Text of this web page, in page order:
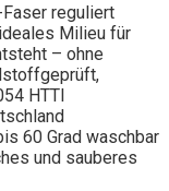
reguliert
Milieu für
– ohne
HTTI
60 Grad waschbar
und sauberes